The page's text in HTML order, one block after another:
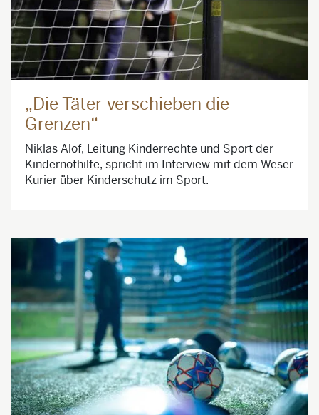
„Die Täter verschieben die
Grenzen“
Niklas Alof, Leitung Kinderrechte und Sport der
Kindernothilfe, spricht im Interview mit dem Weser
Kurier über Kinderschutz im Sport.